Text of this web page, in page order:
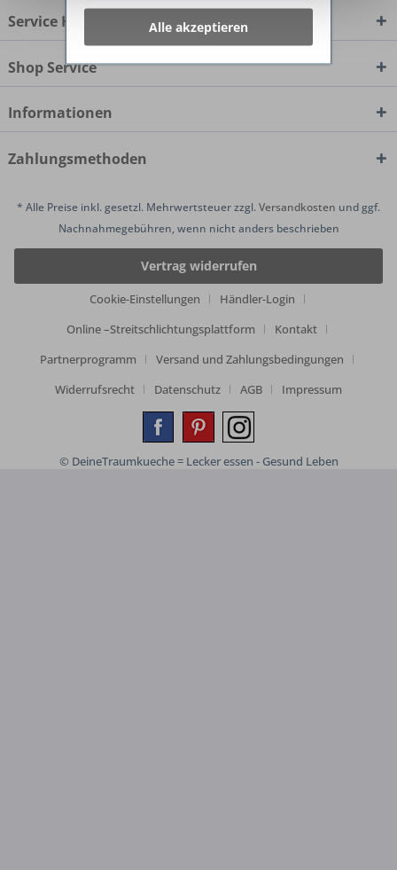
Service Hotline
Shop Service
Informationen
Zahlungsmethoden
* Alle Preise inkl. gesetzl. Mehrwertsteuer zzgl.Versandkosten und ggf.
Nachnahmegebühren, wenn nicht anders beschrieben
Vertrag widerrufen
Cookie-Einstellungen
Händler-Login
Online –Streitschlichtungsplattform
Kontakt
Partnerprogramm
Versand und Zahlungsbedingungen
Widerrufsrecht
Datenschutz AGB Impressum
© DeineTraumkueche = Lecker essen - Gesund Leben
Alle akzeptieren